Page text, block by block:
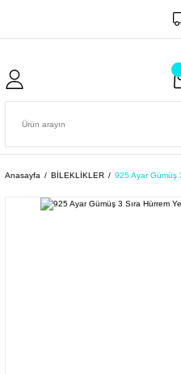
Anasayfa BİLEKLİKLER 925 Ayar Gümüş